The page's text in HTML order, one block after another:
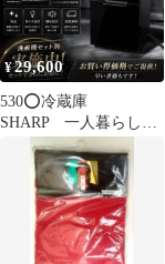
¥29,600
530⭕️冷蔵庫
SHARP 一人暮らし
黒 安い 綺麗 洗濯
機セット割 設置無料